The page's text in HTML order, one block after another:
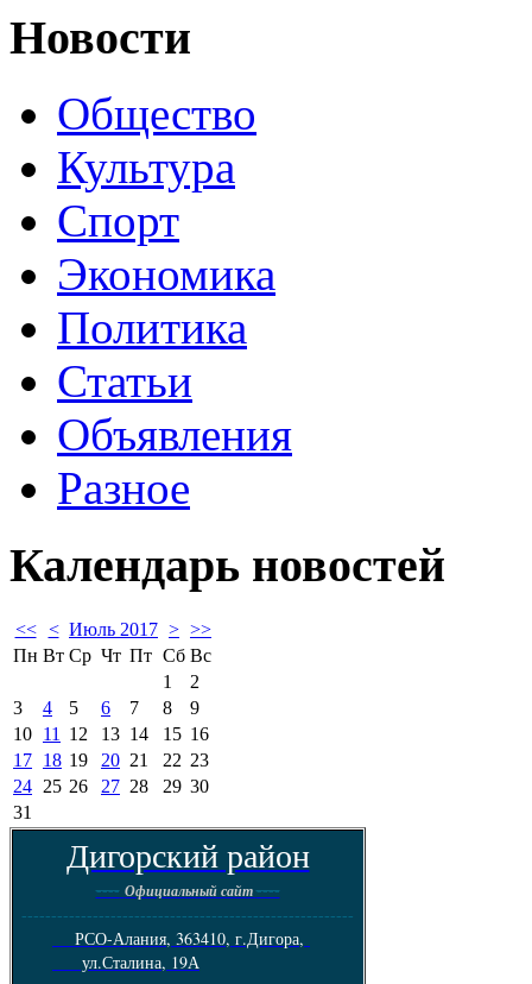
Новости
Общество
Культура
Спорт
Экономика
Политика
Статьи
Объявления
Разное
Календарь новостей
<< < Июль 2017 > >>
Пн Вт Ср Чт Пт Сб Вс
1
2
3
4 5 6 7 8
9
10 11 12 13 14 15 16
17 18 19 20 21 22 23
24 25 26 27 28 29 30
31
Дигорский район
---- Официальный сайт----
--------------------------------------------------------
РСО-Алания, 363410, г.Дигора,
ул.Сталина, 19А